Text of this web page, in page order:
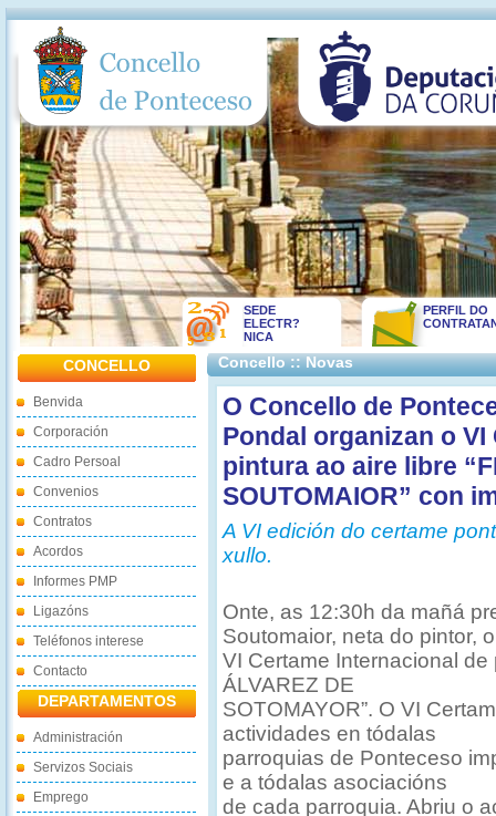
SEDE
ELECTR?
NICA
PERFIL DO
CONCELLO
Benvida
Corporación
Cadro Persoal
Convenios
Contratos
Acordos
Informes PMP
Ligazóns
Teléfonos interese
Contacto
DEPARTAMENTOS
Administración
Servizos Sociais
Emprego
Concello :: Novas
O Concello de
Pondal organizan o
pintura ao aire libre
SOUTOMAIOR” con
A VI edición do certame
xullo.
Onte, as 12:30h da mañá
Soutomaior, neta do pintor, o
VI Certame Internacional de
ÁLVAREZ DE
SOTOMAYOR”. O VI
actividades en tódalas
parroquias de Ponteceso
e a tódalas asociacións
de cada parroquia. Abriu o